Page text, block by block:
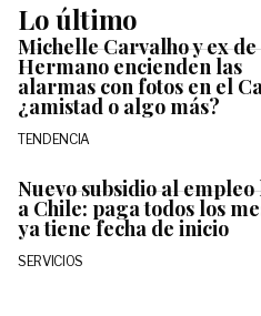
Lo último
Michelle Carvalho y ex
Hermano encienden las
alarmas con fotos en el
¿amistad o algo más?
TENDENCIA
Nuevo subsidio al
a Chile: paga todos los
ya tiene fecha de inicio
SERVICIOS